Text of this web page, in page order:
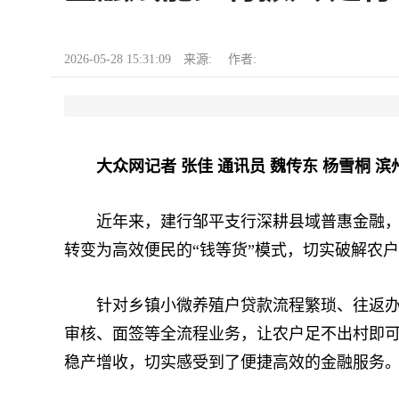
2026-05-28 15:31:09 来源: 作者:
大众网记者 张佳 通讯员 魏传东 杨雪桐 滨
近年来，建行邹平支行深耕县域普惠金融，
转变为高效便民的“钱等货”模式，切实破解农
针对乡镇小微养殖户贷款流程繁琐、往返办
审核、面签等全流程业务，让农户足不出村即
稳产增收，切实感受到了便捷高效的金融服务